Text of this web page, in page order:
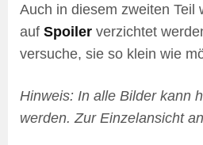
Auch in diesem zweiten Teil
auf Spoiler verzichtet
versuche, sie so klein wie
Hinweis: In alle Bilder kann
werden. Zur Einzelansicht